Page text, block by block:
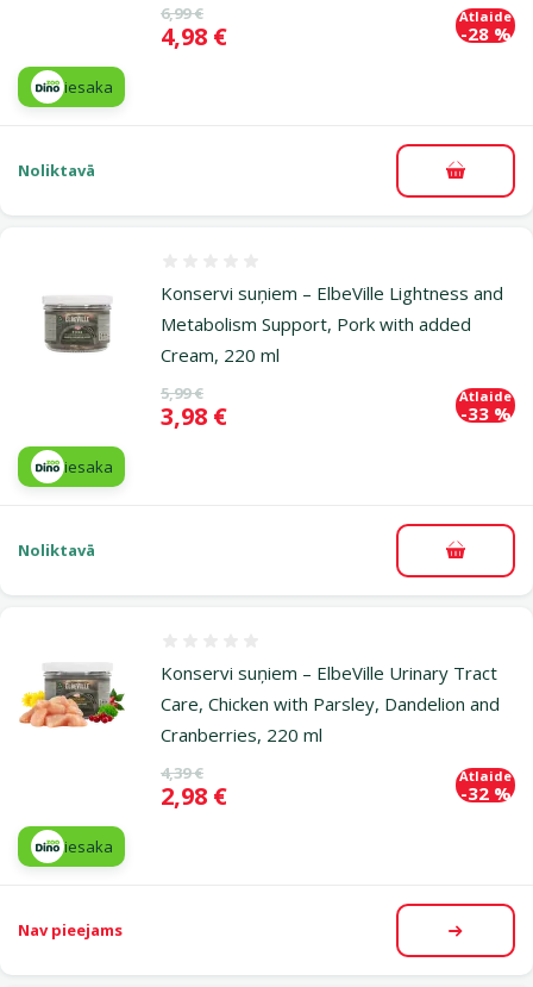
Oriģinālā cena
6,99 €
Cena
4,98 €
Atlaide
-28 %
iesaka
Noliktavā
Konservi suņiem – ElbeVille Lightness and
Metabolism Support, Pork with added
Cream, 220 ml
Oriģinālā cena
5,99 €
Cena
3,98 €
Atlaide
-33 %
iesaka
Noliktavā
Konservi suņiem – ElbeVille Urinary Tract
Care, Chicken with Parsley, Dandelion and
Cranberries, 220 ml
Oriģinālā cena
4,39 €
Cena
2,98 €
Atlaide
-32 %
iesaka
Nav pieejams Apskatīt